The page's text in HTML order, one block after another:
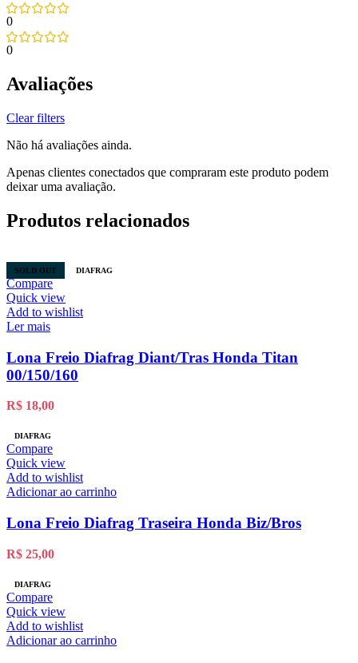
0
0
Avaliações
Clear filters
Não há avaliações ainda.
Apenas clientes conectados que compraram este produto podem
deixar uma avaliação.
Produtos relacionados
SOLD OUT DIAFRAG
Compare
Quick view
Add to wishlist
Ler mais
Lona Freio Diafrag Diant/Tras Honda Titan
00/150/160
R$ 18,00
DIAFRAG
Compare
Quick view
Add to wishlist
Adicionar ao carrinho
Lona Freio Diafrag Traseira Honda Biz/Bros
R$ 25,00
DIAFRAG
Compare
Quick view
Add to wishlist
Adicionar ao carrinho